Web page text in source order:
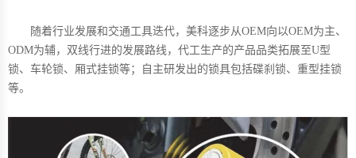
随着行业发展和交通工具迭代，美科逐步从OEM向以OEM为主、
ODM为辅，双线行进的发展路线，代工生产的产品品类拓展至U型
锁、车轮锁、厢式挂锁等；自主研发出的锁具包括碟刹锁、重型挂锁
等。